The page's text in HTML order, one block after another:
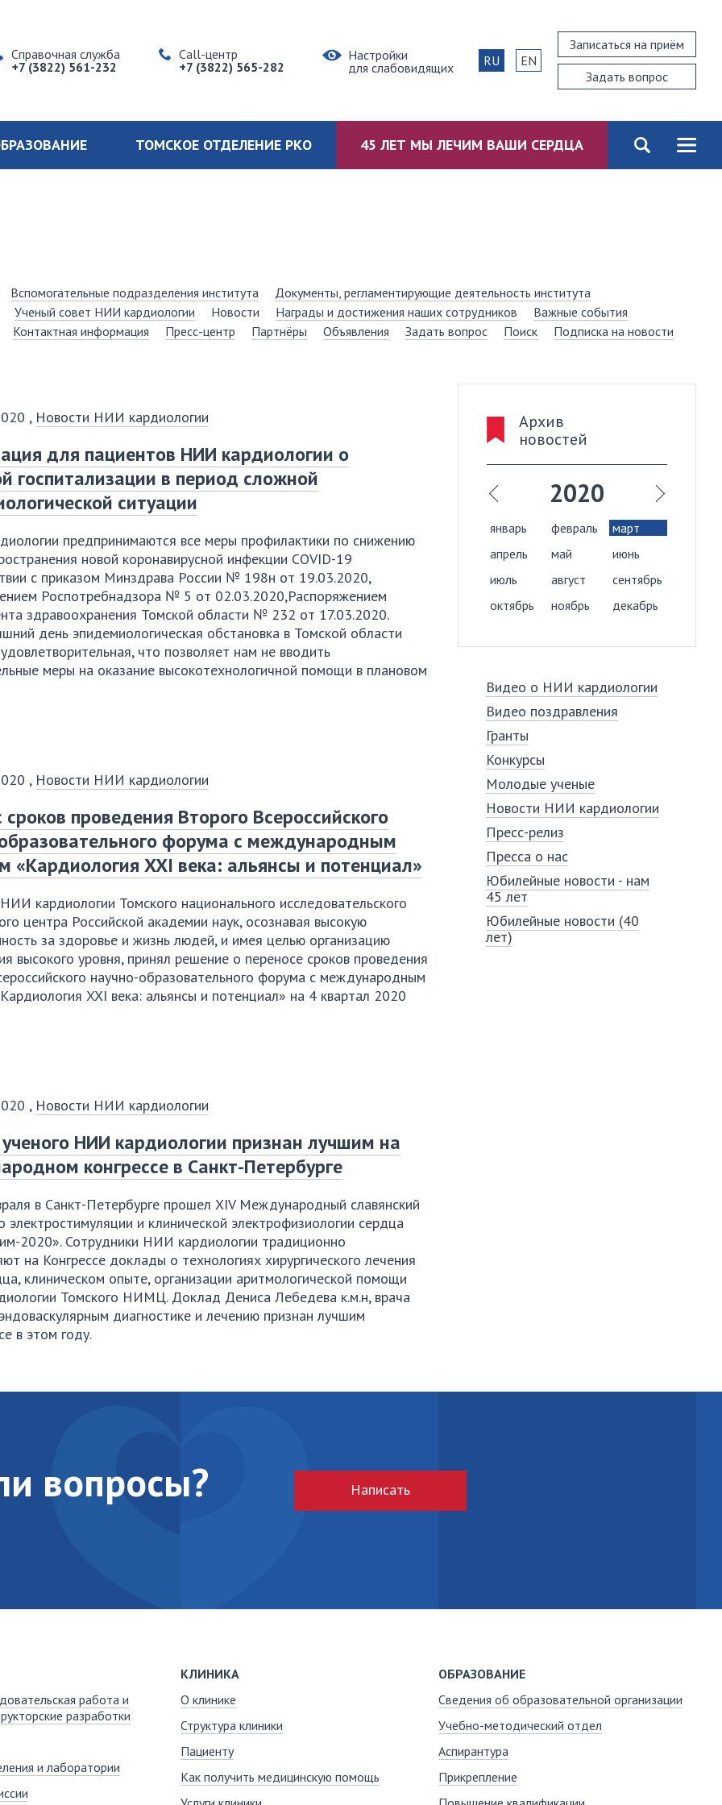
Справочная служба
+7 (3822) 561-232
Call-центр
+7 (3822) 565-282
Настройки
для слабовидящих
Записаться на приём
Задать вопрос
RU EN
ТОМСКОЕ ОТДЕЛЕНИЕ РКО 45 ЛЕТ МЫ ЛЕЧИМ ВАШИ СЕРДЦА
Вспомогательные подразделения института
Документы, регламентирующие деятельность института
Ученый совет НИИ кардиологии Новости Награды и достижения наших сотрудников
Важные события
Контактная информация Пресс-центр Партнёры Объявления Задать вопрос Поиск Подписка на новости
, Новости НИИ кардиологии
для пациентов НИИ кардиологии о
госпитализации в период сложной
ситуации
предпринимаются все меры профилактики по снижению
новой коронавирусной инфекции COVID-19
с приказом Минздрава России № 198н от 19.03.2020,
Роспотребнадзора № 5 от 02.03.2020,Распоряжением
здравоохранения Томской области № 232 от 17.03.2020.
день эпидемиологическая обстановка в Томской области
что позволяет нам не вводить
меры на оказание высокотехнологичной помощи в плановом
, Новости НИИ кардиологии
проведения Второго Всероссийского
форума с международным
«Кардиология XXI века: альянсы и потенциал»
кардиологии Томского национального исследовательского
центра Российской академии наук, осознавая высокую
за здоровье и жизнь людей, и имея целью организацию
высокого уровня, принял решение о переносе сроков проведения
научно-образовательного форума с международным
XXI века: альянсы и потенциал» на 4 квартал 2020
, Новости НИИ кардиологии
НИИ кардиологии признан лучшим на
конгрессе в Санкт-Петербурге
в Санкт-Петербурге прошел XIV Международный славянский
электростимуляции и клинической электрофизиологии сердца
2020». Сотрудники НИИ кардиологии традиционно
на Конгрессе доклады о технологиях хирургического лечения
клиническом опыте, организации аритмологической помощи
Томского НИМЦ. Доклад Дениса Лебедева к.м.н, врача
диагностике и лечению признан лучшим
в этом году.
Архив
новостей
сентябрь
декабрь
2018
апрель
май
июнь
июль
август
сентябрь
октябрь
ноябрь декабрь
апрель
май
июль
август
октябрь
ноябрь
2020
январь февраль
март
апрель
май
июнь
июль
август
сентябрь
октябрь
ноябрь декабрь
Видео о НИИ кардиологии
Видео поздравления
Гранты
Конкурсы
Молодые ученые
Новости НИИ кардиологии
Пресс-релиз
Пресса о нас
Юбилейные новости - нам
45 лет
Юбилейные новости (40
лет)
вопросы? Написать
работа и
разработки
и лаборатории
КЛИНИКА
О клинике
Структура клиники
Пациенту
Как получить медицинскую помощь
ОБРАЗОВАНИЕ
Сведения об образовательной организации
Учебно-методический отдел
Аспирантура
Прикрепление